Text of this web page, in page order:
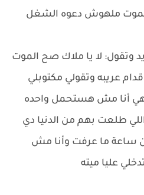
هموت ملهوش دعوه الشغل
لا يا ملاك صح الموت
عريبه وتقولي مكتوبلي
أنا مش هستحمل واحده
طلعت بهم من الدنيا دي
ساعة ما عرفت وأنا مش
عليا ميته